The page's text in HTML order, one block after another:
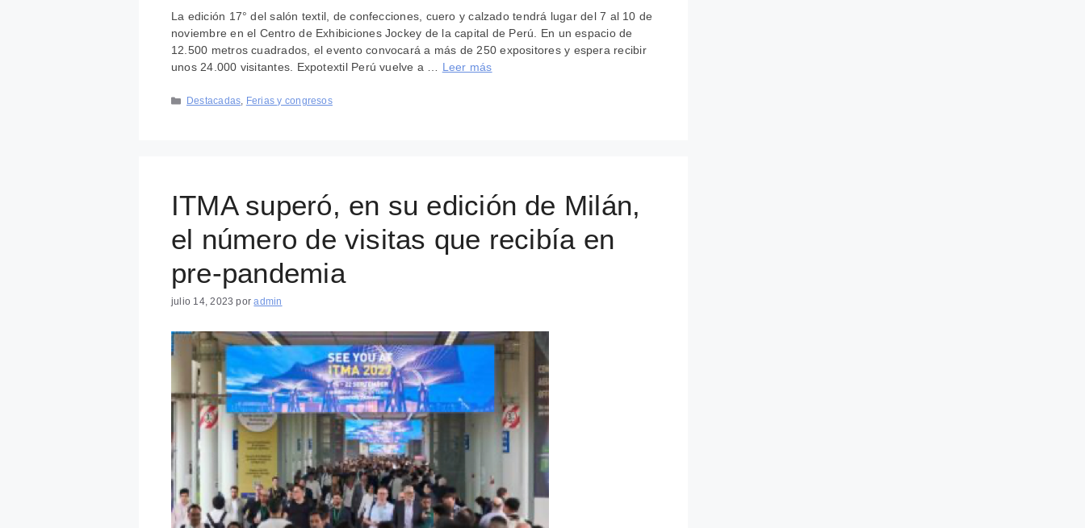
La edición 17° del salón textil, de confecciones, cuero y calzado tendrá lugar del 7 al 10 de
noviembre en el Centro de Exhibiciones Jockey de la capital de Perú. En un espacio de
12.500 metros cuadrados, el evento convocará a más de 250 expositores y espera recibir
unos 24.000 visitantes. Expotextil Perú vuelve a … Leer más
Categorías
Destacadas, Ferias y congresos
ITMA superó, en su edición de Milán,
el número de visitas que recibía en
pre-pandemia
julio 14, 2023 poradmin